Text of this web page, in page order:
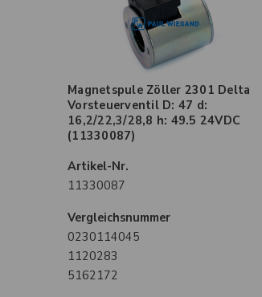
Magnetspule Zöller 2301 Delta
Vorsteuerventil D: 47 d:
16,2/22,3/28,8 h: 49.5 24VDC
(11330087)
Artikel-Nr.
11330087
Vergleichsnummer
0230114045
1120283
5162172